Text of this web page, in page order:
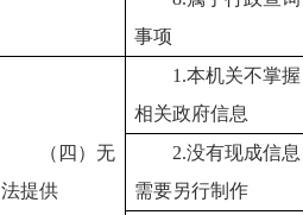
事项
（四）无
法提供
1.本机关不掌握
相关政府信息
2.没有现成信息
需要另行制作